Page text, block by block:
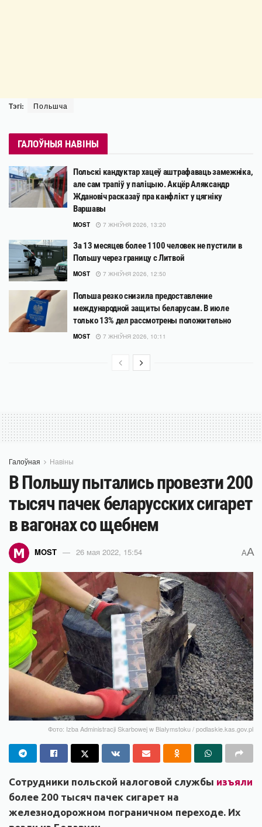
Тэгі: Польшча
ГАЛОЎНЫЯ НАВІНЫ
Польскі кандуктар хацеў аштрафаваць замежніка,
але сам трапіў у паліцыю. Акцёр Аляксандр
Ждановіч расказаў пра канфлікт у цягніку
Варшавы
MOST 7 ЖНІЎНЯ 2026, 13:20
За 13 месяцев более 1100 человек не пустили в
Польшу через границу с Литвой
MOST 7 ЖНІЎНЯ 2026, 12:50
Польша резко снизила предоставление
международной защиты беларусам. В июле
только 13% дел рассмотрены положительно
MOST 7 ЖНІЎНЯ 2026, 10:11
Галоўная Навіны
В Польшу пытались провезти 200
тысяч пачек беларусских сигарет
в вагонах со щебнем
MOST 26 мая 2022, 15:54 AA
Фото: Izba Administracji Skarbowej w Białymstoku / podlaskie.kas.gov.pl
Сотрудники польской налоговой службы изъяли
более 200 тысяч пачек сигарет на
железнодорожном пограничном переходе. Их